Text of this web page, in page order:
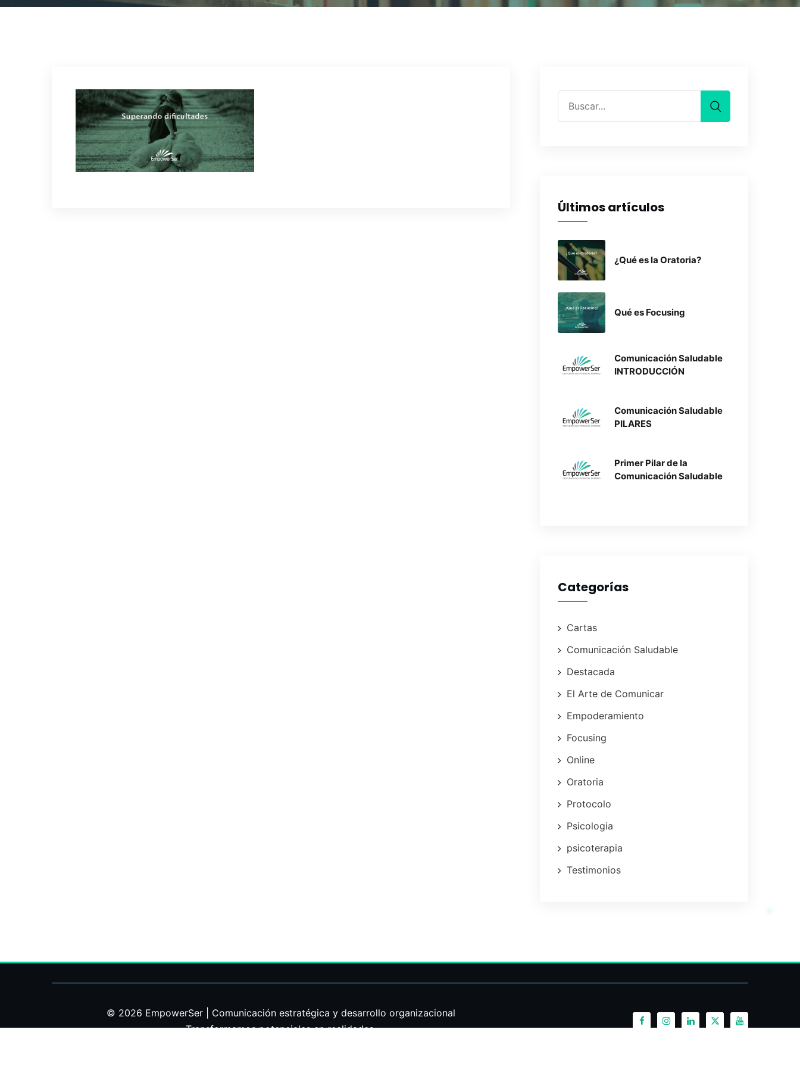
Últimos artículos
¿Qué es la Oratoria?
Qué es Focusing
Comunicación Saludable
INTRODUCCIÓN
Comunicación Saludable
PILARES
Primer Pilar de la
Comunicación Saludable
Categorías
Cartas
Comunicación Saludable
Destacada
El Arte de Comunicar
Empoderamiento
Focusing
Online
Oratoria
Protocolo
Psicologia
psicoterapia
Testimonios
© 2026 EmpowerSer | Comunicación estratégica y desarrollo organizacional
Transformamos potenciales en realidades.